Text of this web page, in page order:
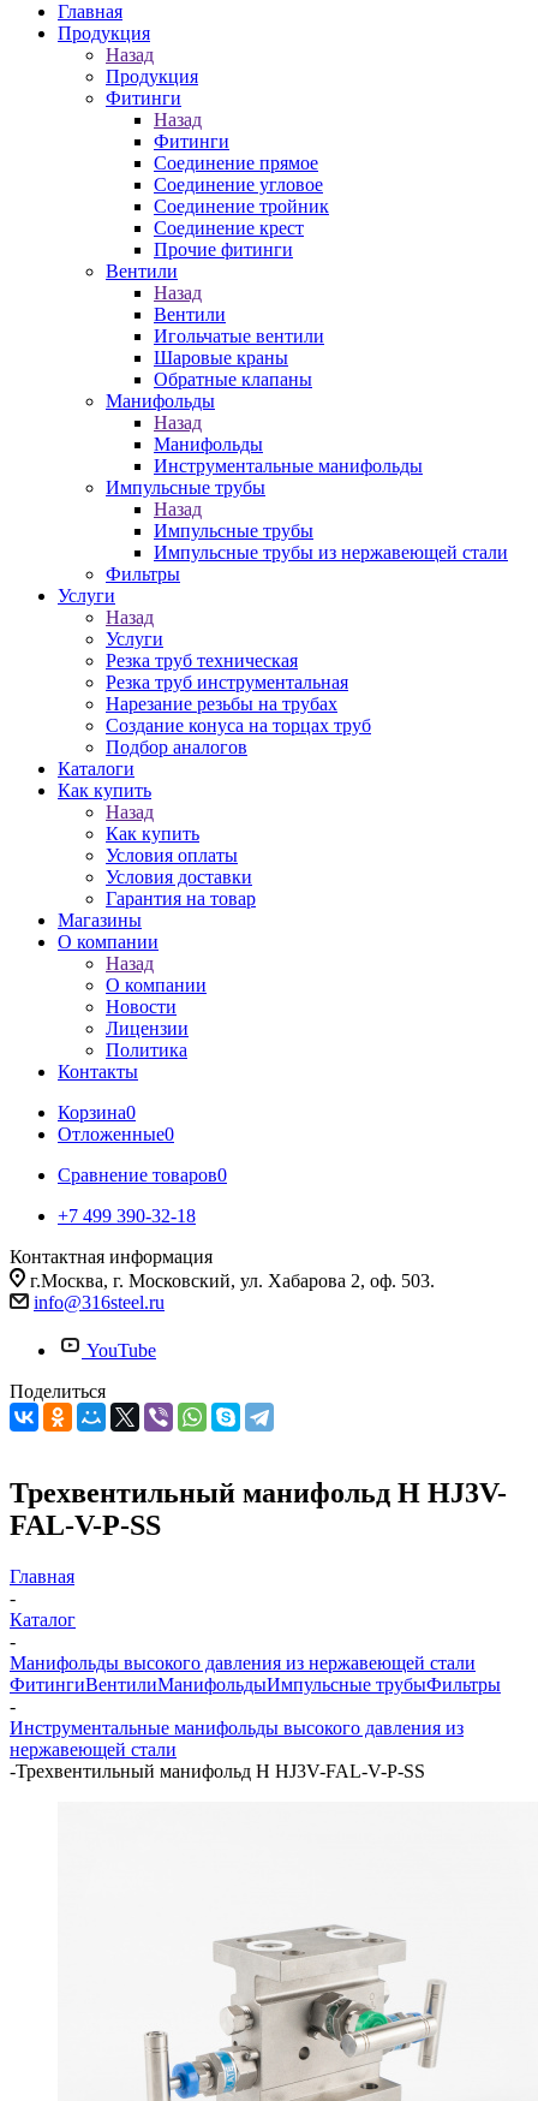
Главная
Продукция
Назад
Продукция
Фитинги
Назад
Фитинги
Соединение прямое
Соединение угловое
Соединение тройник
Соединение крест
Прочие фитинги
Вентили
Назад
Вентили
Игольчатые вентили
Шаровые краны
Обратные клапаны
Манифольды
Назад
Манифольды
Инструментальные манифольды
Импульсные трубы
Назад
Импульсные трубы
Импульсные трубы из нержавеющей стали
Фильтры
Услуги
Назад
Услуги
Резка труб техническая
Резка труб инструментальная
Нарезание резьбы на трубах
Создание конуса на торцах труб
Подбор аналогов
Каталоги
Как купить
Назад
Как купить
Условия оплаты
Условия доставки
Гарантия на товар
Магазины
О компании
Назад
О компании
Новости
Лицензии
Политика
Контакты
Корзина0
Отложенные0
Сравнение товаров0
+7 499 390-32-18
Контактная информация
г.Москва, г. Московский, ул. Хабарова 2, оф. 503.
info@316steel.ru
YouTube
Поделиться
Трехвентильный манифольд H HJ3V-
FAL-V-P-SS
Главная
-
Каталог
-
Манифольды высокого давления из нержавеющей стали
ФитингиВентилиМанифольдыИмпульсные трубыФильтры
-
Инструментальные манифольды высокого давления из
нержавеющей стали
-Трехвентильный манифольд H HJ3V-FAL-V-P-SS